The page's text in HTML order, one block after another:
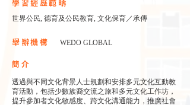
學習經歷範疇
世界公民, 德育及公民教育, 文化保育／承傳
WEDO GLOBAL
舉辦機構
簡介
透過與不同文化背景人士規劃和安排多元文化互動教
育活動，包括少數族裔交流之旅和多元文化工作坊，
提升參加者文化敏感度、跨文化溝通能力，推廣社會